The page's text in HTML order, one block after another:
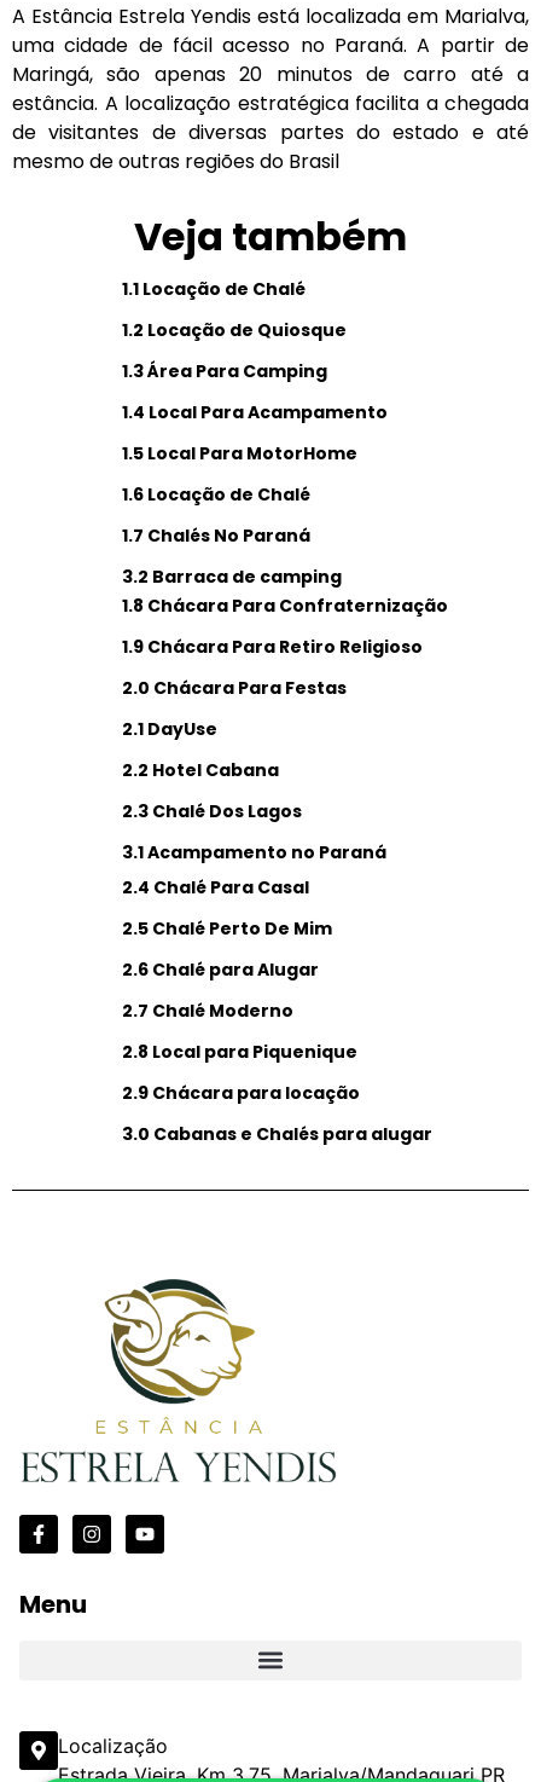
A Estância Estrela Yendis está localizada em Marialva,
uma cidade de fácil acesso no Paraná. A partir de
Maringá, são apenas 20 minutos de carro até a
estância. A localização estratégica facilita a chegada
de visitantes de diversas partes do estado e até
mesmo de outras regiões do Brasil
Veja também
1.1 Locação de Chalé
1.2 Locação de Quiosque
1.3 Área Para Camping
1.4 Local Para Acampamento
1.5 Local Para MotorHome
1.6 Locação de Chalé
1.7 Chalés No Paraná
3.2 Barraca de camping
1.8 Chácara Para Confraternização
1.9 Chácara Para Retiro Religioso
2.0 Chácara Para Festas
2.1 DayUse
2.2 Hotel Cabana
2.3 Chalé Dos Lagos
3.1 Acampamento no Paraná
2.4 Chalé Para Casal
2.5 Chalé Perto De Mim
2.6 Chalé para Alugar
2.7 Chalé Moderno
2.8 Local para Piquenique
2.9 Chácara para locação
3.0 Cabanas e Chalés para alugar
Menu
Localização
Estrada Vieira, Km 3,75, Marialva/Mandaguari PR